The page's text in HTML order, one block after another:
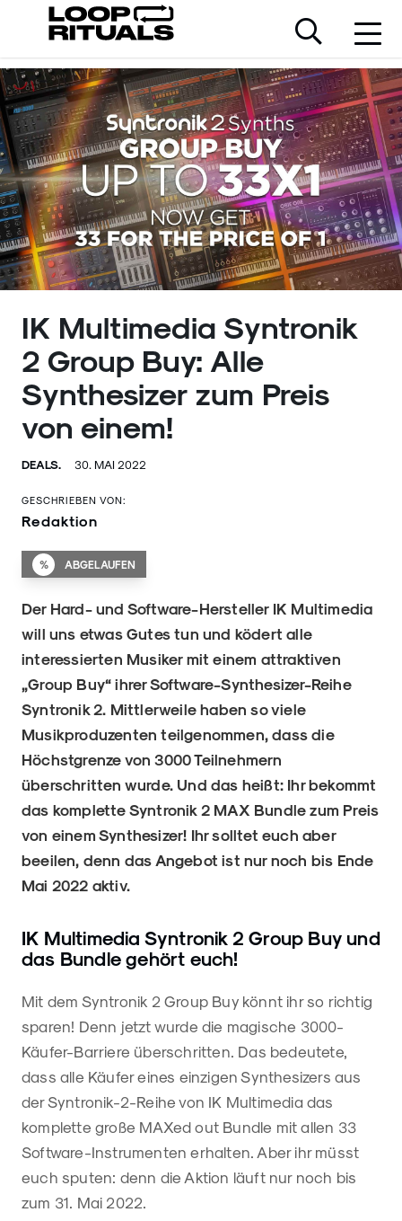
IK Multimedia Syntronik
2 Group Buy: Alle
Synthesizer zum Preis
von einem!
DEALS. 30. MAI 2022
GESCHRIEBEN VON:
Redaktion
% ABGELAUFEN
Der Hard- und Software-Hersteller IK Multimedia
will uns etwas Gutes tun und ködert alle
interessierten Musiker mit einem attraktiven
„Group Buy“ ihrer Software-Synthesizer-Reihe
Syntronik 2. Mittlerweile haben so viele
Musikproduzenten teilgenommen, dass die
Höchstgrenze von 3000 Teilnehmern
überschritten wurde. Und das heißt: Ihr bekommt
das komplette Syntronik 2 MAX Bundle zum Preis
von einem Synthesizer! Ihr solltet euch aber
beeilen, denn das Angebot ist nur noch bis Ende
Mai 2022 aktiv.
IK Multimedia Syntronik 2 Group Buy und
das Bundle gehört euch!
Mit dem Syntronik 2 Group Buy könnt ihr so richtig
sparen! Denn jetzt wurde die magische 3000-
Käufer-Barriere überschritten. Das bedeutete,
dass alle Käufer eines einzigen Synthesizers aus
der Syntronik-2-Reihe von IK Multimedia das
komplette große MAXed out Bundle mit allen 33
Software-Instrumenten erhalten. Aber ihr müsst
euch sputen: denn die Aktion läuft nur noch bis
zum 31. Mai 2022.